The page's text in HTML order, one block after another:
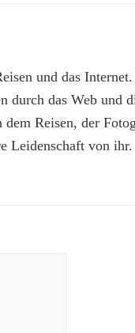
und das
durch das Web und
dem Reisen, der
Leidenschaft von ihr.